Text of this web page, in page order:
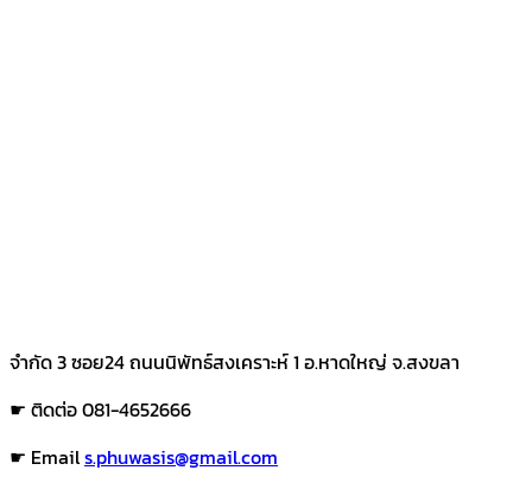
จำกัด 3 ซอย24 ถนนนิพัทธ์สงเคราะห์ 1 อ.หาดใหญ่ จ.สงขลา
☛ ติดต่อ 081-4652666
☛ Emails.phuwasis@gmail.com